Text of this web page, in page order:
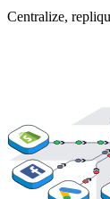
Centralize,